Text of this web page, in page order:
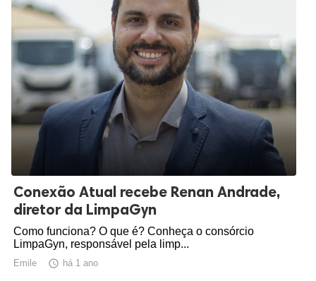
Conexão Atual recebe Renan Andrade,
diretor da LimpaGyn
Como funciona? O que é? Conheça o consórcio
LimpaGyn, responsável pela limp...
Emile  há 1 ano